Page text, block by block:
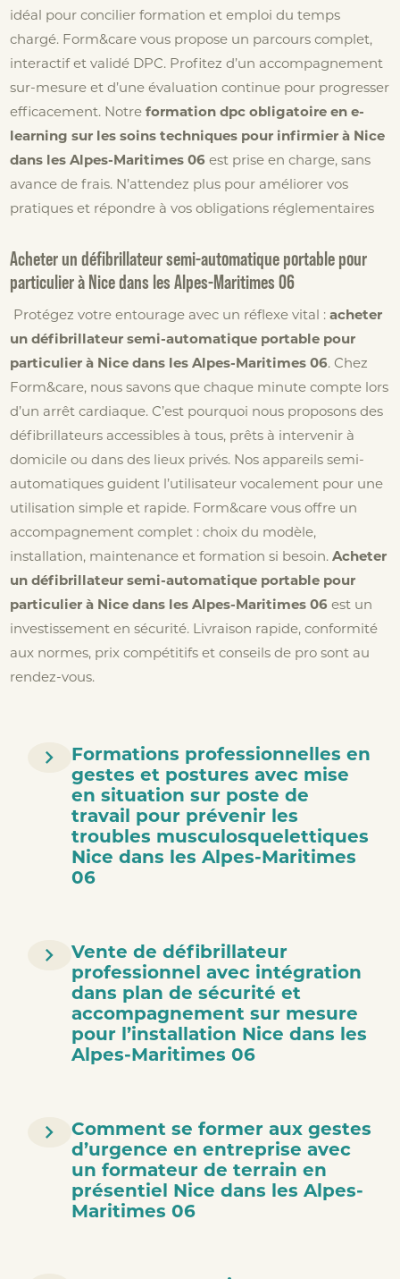
idéal pour concilier formation et emploi du temps
chargé. Form&care vous propose un parcours complet,
interactif et validé DPC. Profitez d’un accompagnement
sur-mesure et d’une évaluation continue pour progresser
efficacement. Notreformation dpc obligatoire en e-
learning sur les soins techniques pour infirmier à Nice
dans les Alpes-Maritimes 06 est prise en charge, sans
avance de frais. N’attendez plus pour améliorer vos
pratiques et répondre à vos obligations réglementaires
Acheter un défibrillateur semi-automatique portable pour
particulier à Nice dans les Alpes-Maritimes 06
Protégez votre entourage avec un réflexe vital :acheter
un défibrillateur semi-automatique portable pour
particulier à Nice dans les Alpes-Maritimes 06. Chez
Form&care, nous savons que chaque minute compte lors
d’un arrêt cardiaque. C’est pourquoi nous proposons des
défibrillateurs accessibles à tous, prêts à intervenir à
domicile ou dans des lieux privés. Nos appareils semi-
automatiques guident l’utilisateur vocalement pour une
utilisation simple et rapide. Form&care vous offre un
accompagnement complet : choix du modèle,
installation, maintenance et formation si besoin.Acheter
un défibrillateur semi-automatique portable pour
particulier à Nice dans les Alpes-Maritimes 06 est un
investissement en sécurité. Livraison rapide, conformité
aux normes, prix compétitifs et conseils de pro sont au
rendez-vous.
Formations professionnelles en
gestes et postures avec mise
en situation sur poste de
travail pour prévenir les
troubles musculosquelettiques
Nice dans les Alpes-Maritimes
06
Vente de défibrillateur
professionnel avec intégration
dans plan de sécurité et
accompagnement sur mesure
pour l’installation Nice dans les
Alpes-Maritimes 06
Comment se former aux gestes
d’urgence en entreprise avec
un formateur de terrain en
présentiel Nice dans les Alpes-
Maritimes 06